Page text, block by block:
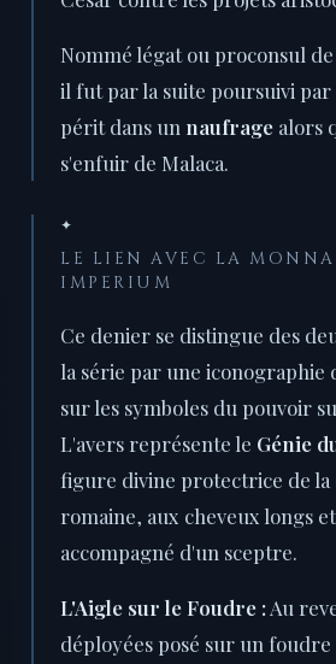
Nommé légat ou proconsul
il fut par la suite poursuivi par
périt dans un naufrage alors
s'enfuir de Malaca.
✦
LE LIEN AVEC LA
IMPERIUM
Ce denier se distingue des
la série par une
sur les symboles du pouvoir
L'avers représente le Génie
figure divine protectrice de la
romaine, aux cheveux longs
accompagné d'un sceptre.
L'Aigle sur le Foudre :Au
déployées posé sur un